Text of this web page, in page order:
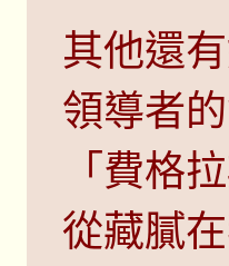
其他還
領導者
「費格
從藏膩